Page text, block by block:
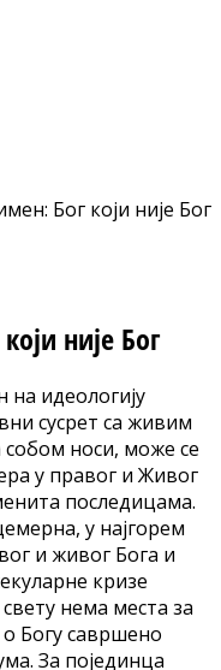
Бог који није Бог
није Бог
на идеологију
сусрет са живим
собом носи, може се
у правог и Живог
последицама.
у најгорем
и живог Бога и
кризе
нема места за
Богу савршено
За појединца